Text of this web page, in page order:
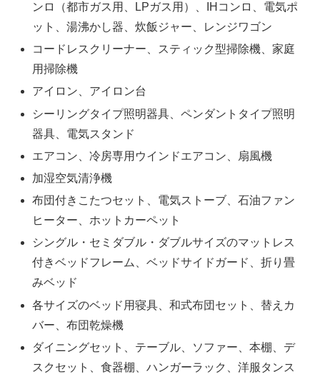
ンロ（都市ガス用、LPガス用）、IHコンロ、電気ポ
ット、湯沸かし器、炊飯ジャー、レンジワゴン
コードレスクリーナー、スティック型掃除機、家庭
用掃除機
アイロン、アイロン台
シーリングタイプ照明器具、ペンダントタイプ照明
器具、電気スタンド
エアコン、冷房専用ウインドエアコン、扇風機
加湿空気清浄機
布団付きこたつセット、電気ストーブ、石油ファン
ヒーター、ホットカーペット
シングル・セミダブル・ダブルサイズのマットレス
付きベッドフレーム、ベッドサイドガード、折り畳
みベッド
各サイズのベッド用寝具、和式布団セット、替えカ
バー、布団乾燥機
ダイニングセット、テーブル、ソファー、本棚、デ
スクセット、食器棚、ハンガーラック、洋服タンス